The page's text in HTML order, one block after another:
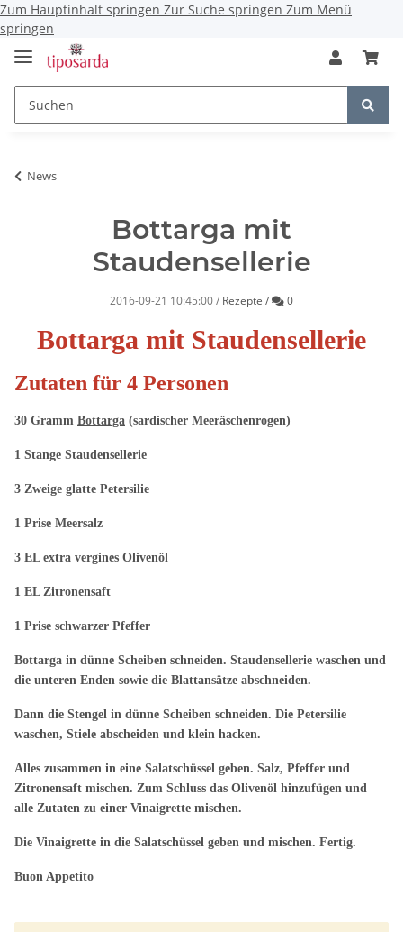
Zum Hauptinhalt springen Zur Suche springen Zum Menü
springen
News
Bottarga mit
Staudensellerie
2016-09-21 10:45:00/ Rezepte / Kommentare
0
Bottarga mit Staudensellerie
Zutaten für 4 Personen
30 Gramm Bottarga (sardischer Meeräschenrogen)
1 Stange Staudensellerie
3 Zweige glatte Petersilie
1 Prise Meersalz
3 EL extra vergines Olivenöl
1 EL Zitronensaft
1 Prise schwarzer Pfeffer
Bottarga in dünne Scheiben schneiden. Staudensellerie waschen und
die unteren Enden sowie die Blattansätze abschneiden.
Dann die Stengel in dünne Scheiben schneiden. Die Petersilie
waschen, Stiele abscheiden und klein hacken.
Alles zusammen in eine Salatschüssel geben. Salz, Pfeffer und
Zitronensaft mischen. Zum Schluss das Olivenöl hinzufügen und
alle Zutaten zu einer Vinaigrette mischen.
Die Vinaigrette in die Salatschüssel geben und mischen. Fertig.
Buon Appetito